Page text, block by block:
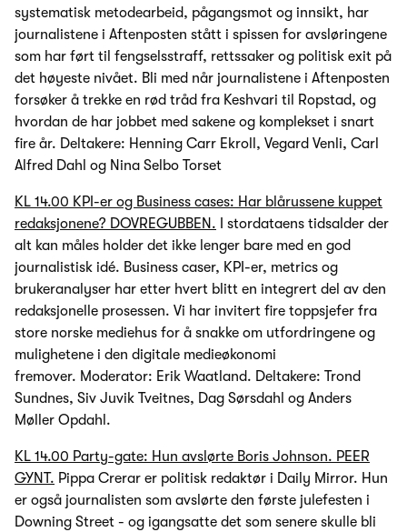
systematisk metodearbeid, pågangsmot og innsikt, har
journalistene i Aftenposten stått i spissen for avsløringene
som har ført til fengselsstraff, rettssaker og politisk exit på
det høyeste nivået. Bli med når journalistene i Aftenposten
forsøker å trekke en rød tråd fra Keshvari til Ropstad, og
hvordan de har jobbet med sakene og komplekset i snart
fire år. Deltakere: Henning Carr Ekroll, Vegard Venli, Carl
Alfred Dahl og Nina Selbo Torset
KL 14.00 KPI-er og Business cases: Har blårussene kuppet
redaksjonene? DOVREGUBBEN. I stordataens tidsalder der
alt kan måles holder det ikke lenger bare med en god
journalistisk idé. Business caser, KPI-er, metrics og
brukeranalyser har etter hvert blitt en integrert del av den
redaksjonelle prosessen. Vi har invitert fire toppsjefer fra
store norske mediehus for å snakke om utfordringene og
mulighetene i den digitale medieøkonomi
fremover. Moderator: Erik Waatland. Deltakere: Trond
Sundnes, Siv Juvik Tveitnes, Dag Sørsdahl og Anders
Møller Opdahl.
KL 14.00 Party-gate: Hun avslørte Boris Johnson. PEER
GYNT. Pippa Crerar er politisk redaktør i Daily Mirror. Hun
er også journalisten som avslørte den første julefesten i
Downing Street - og igangsatte det som senere skulle bli